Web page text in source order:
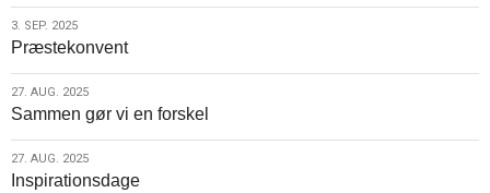
af
indlæg:
Tag
Afrika
og
3.
sep.
2025
3. SEP. 2025
Præstekonvent
27.
aug.
2025
27. AUG. 2025
Sammen gør vi en forskel
27.
aug.
27. AUG. 2025
Inspirationsdage